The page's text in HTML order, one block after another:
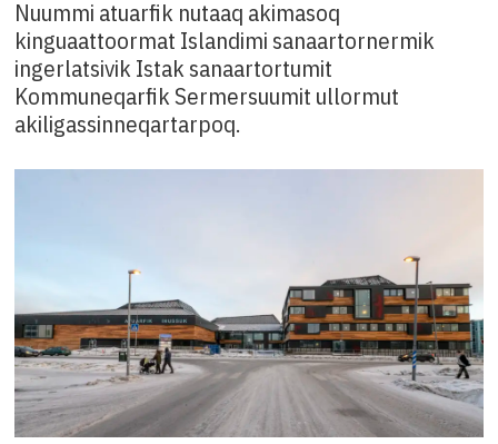
Nuummi atuarfik nutaaq akimasoq
kinguaattoormat Islandimi sanaartornermik
ingerlatsivik Istak sanaartortumit
Kommuneqarfik Sermersuumit ullormut
akiligassinneqartarpoq.